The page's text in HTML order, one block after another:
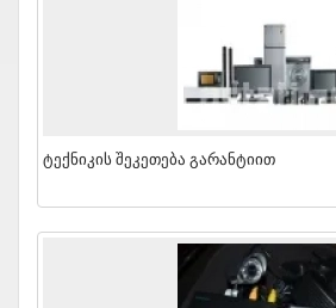
Ტექნიკის Შეკეთება Გარანტიით